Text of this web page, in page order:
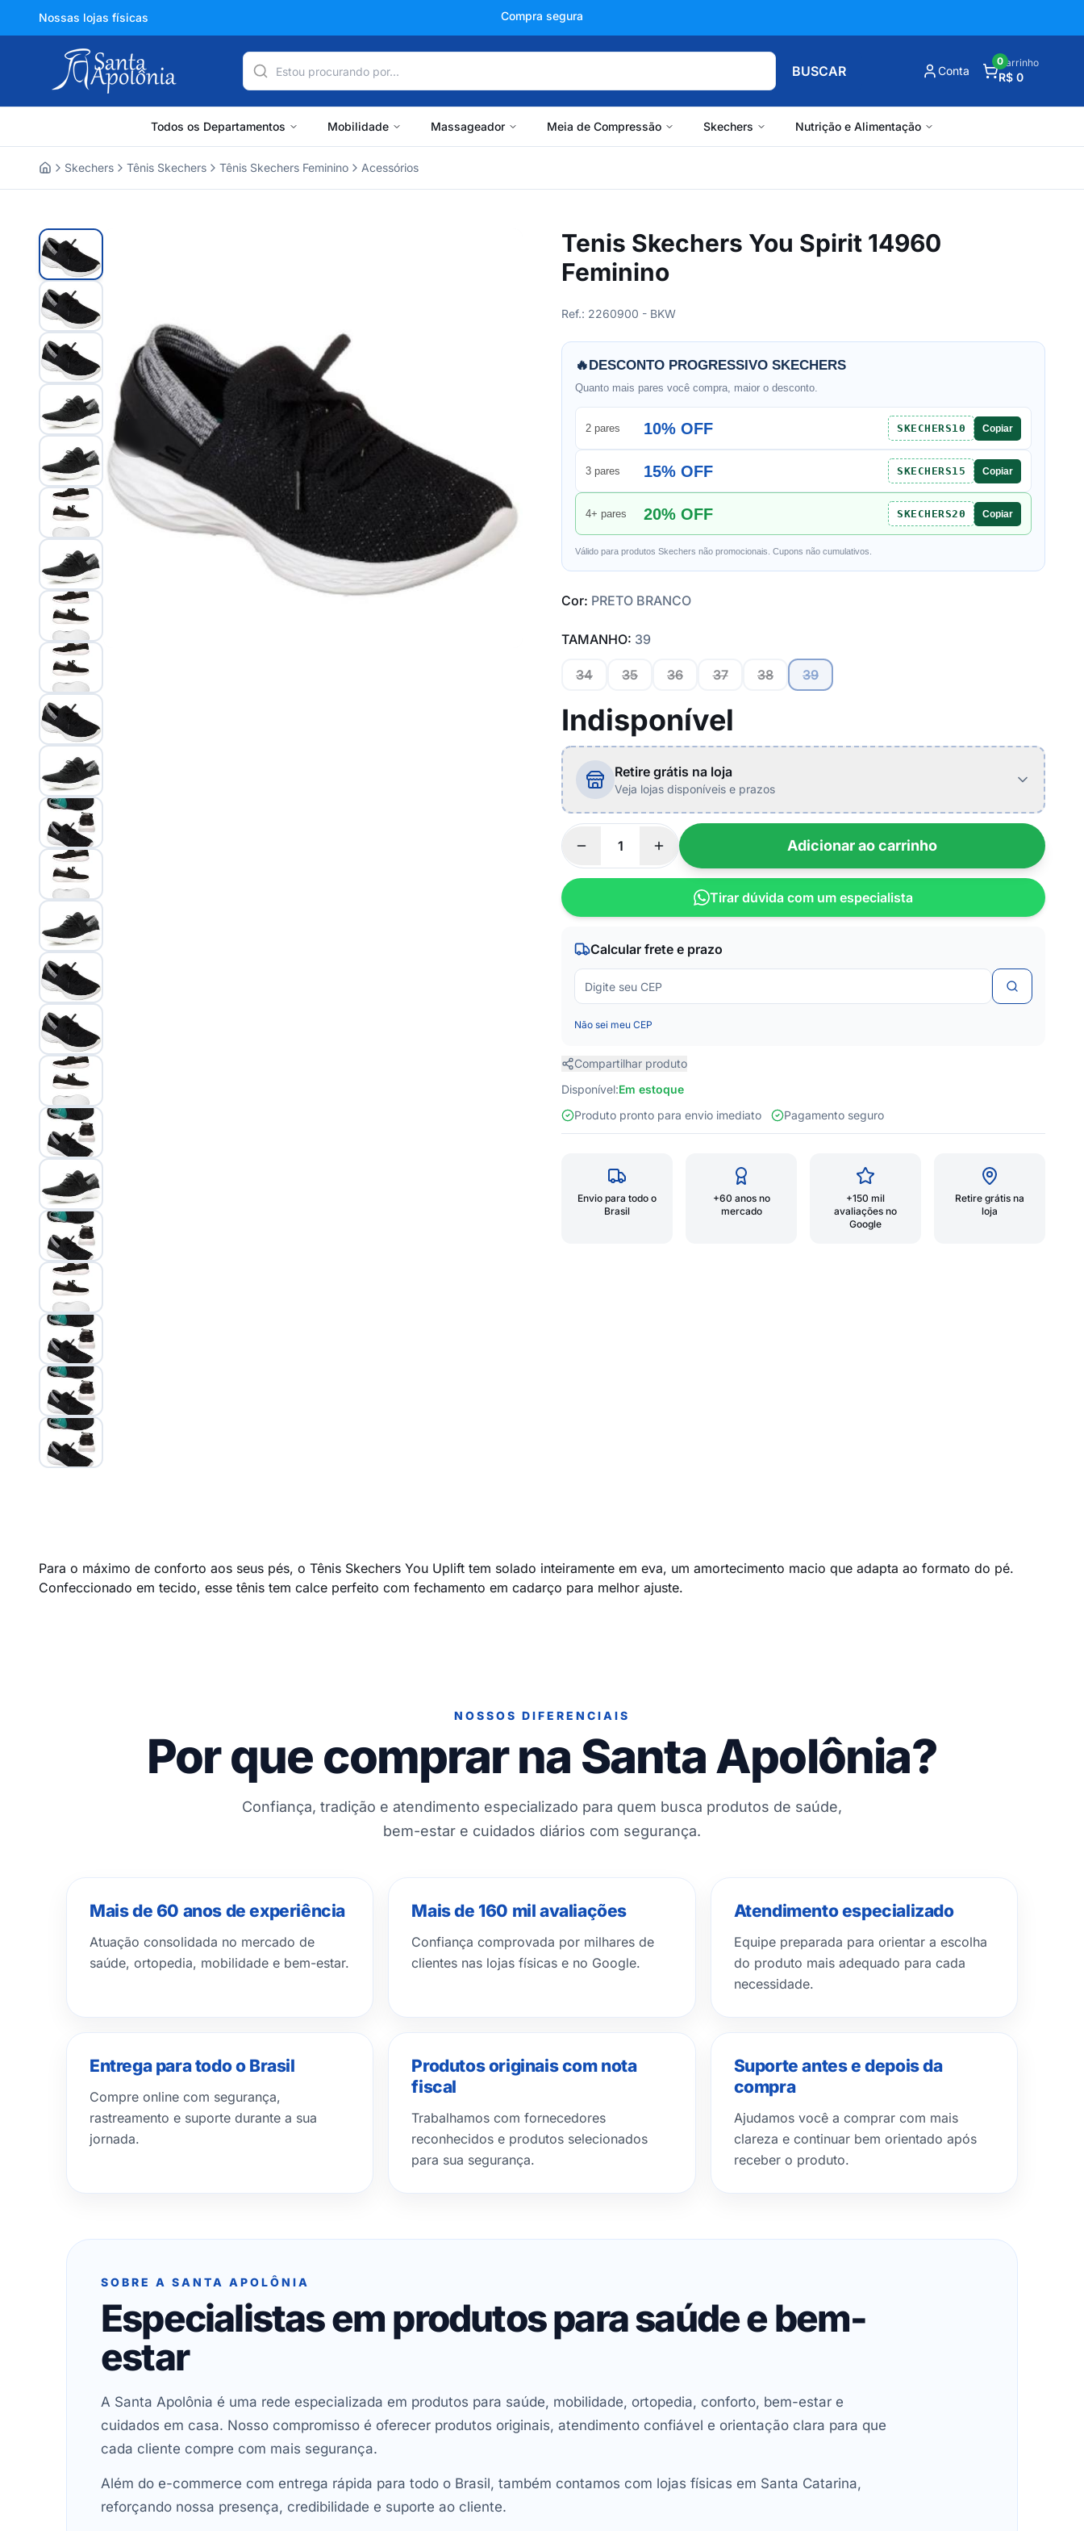
Nossas lojas físicas +150 mil avaliações
BUSCAR Conta
Carrinho
R$ 0
0
Todos os Departamentos Mobilidade Massageador Meia de Compressão Skechers Nutrição e Alimentação
Skechers Tênis Skechers Tênis Skechers Feminino Acessórios
Tenis Skechers You Spirit 14960
Feminino
Ref.: 2260900 - BKW
🔥DESCONTO PROGRESSIVO SKECHERS
Quanto mais pares você compra, maior o desconto.
2 pares 10% OFF SKECHERS10 Copiar
3 pares 15% OFF SKECHERS15 Copiar
4+ pares 20% OFF SKECHERS20 Copiar
Válido para produtos Skechers não promocionais. Cupons não cumulativos.
Cor: PRETO BRANCO
TAMANHO: 39
34 35 36 37 38 39
Indisponível
Retire grátis na loja
Veja lojas disponíveis e prazos
Adicionar ao carrinho
Tirar dúvida com um especialista
Calcular frete e prazo
Não sei meu CEP
Compartilhar produto
Disponível:Em estoque
Produto pronto para envio imediato
Pagamento seguro
Envio para todo o
Brasil
+60 anos no
mercado
+150 mil
avaliações no
Google
Retire grátis na
loja
Para o máximo de conforto aos seus pés, o Tênis Skechers You Uplift tem solado inteiramente em eva, um amortecimento macio que adapta ao formato do pé.
Confeccionado em tecido, esse tênis tem calce perfeito com fechamento em cadarço para melhor ajuste.
NOSSOS DIFERENCIAIS
Por que comprar na Santa Apolônia?
Confiança, tradição e atendimento especializado para quem busca produtos de saúde,
bem-estar e cuidados diários com segurança.
Mais de 60 anos de experiência
Atuação consolidada no mercado de
saúde, ortopedia, mobilidade e bem-estar.
Mais de 160 mil avaliações
Confiança comprovada por milhares de
clientes nas lojas físicas e no Google.
Atendimento especializado
Equipe preparada para orientar a escolha
do produto mais adequado para cada
necessidade.
Entrega para todo o Brasil
Compre online com segurança,
rastreamento e suporte durante a sua
jornada.
Produtos originais com nota
fiscal
Trabalhamos com fornecedores
reconhecidos e produtos selecionados
para sua segurança.
Suporte antes e depois da
compra
Ajudamos você a comprar com mais
clareza e continuar bem orientado após
receber o produto.
SOBRE A SANTA APOLÔNIA
Especialistas em produtos para saúde e bem-
estar
A Santa Apolônia é uma rede especializada em produtos para saúde, mobilidade, ortopedia, conforto, bem-estar e
cuidados em casa. Nosso compromisso é oferecer produtos originais, atendimento confiável e orientação clara para que
cada cliente compre com mais segurança.
Além do e-commerce com entrega rápida para todo o Brasil, também contamos com lojas físicas em Santa Catarina,
reforçando nossa presença, credibilidade e suporte ao cliente.